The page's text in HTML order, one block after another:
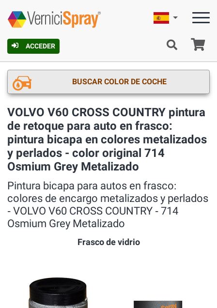
ACCEDER
Español
BUSCAR COLOR DE COCHE
VOLVO V60 CROSS COUNTRY pintura
de retoque para auto en frasco:
pintura bicapa en colores metalizados
y perlados - color original 714
Osmium Grey Metalizado
Pintura bicapa para autos en frasco:
colores de encargo metalizados y perlados
‐ VOLVO V60 CROSS COUNTRY ‐ 714
Osmium Grey Metalizado
Frasco de vidrio